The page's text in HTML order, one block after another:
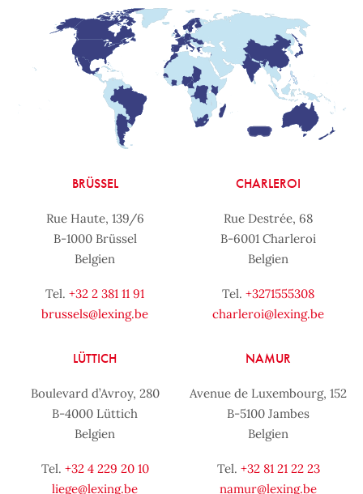
BRÜSSEL
Rue Haute, 139/6
B-1000 Brüssel
Belgien
Tel. +32 2 381 11 91
brussels@lexing.be
CHARLEROI
Rue Destrée, 68
B-6001 Charleroi
Belgien
Tel. +3271555308
charleroi@lexing.be
LÜTTICH
Boulevard d’Avroy, 280
B-4000 Lüttich
Belgien
Tel. +32 4 229 20 10
liege@lexing.be
NAMUR
Avenue de Luxembourg, 152
B-5100 Jambes
Belgien
Tel. +32 81 21 22 23
namur@lexing.be